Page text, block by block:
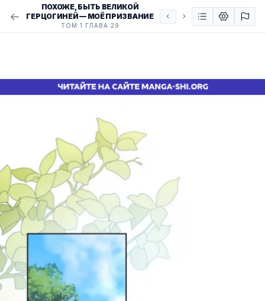
ПОХОЖЕ, БЫТЬ ВЕЛИКОЙ
ГЕРЦОГИНЕЙ — МОЁ ПРИЗВАНИЕ
ТОМ 1 ГЛАВА 29